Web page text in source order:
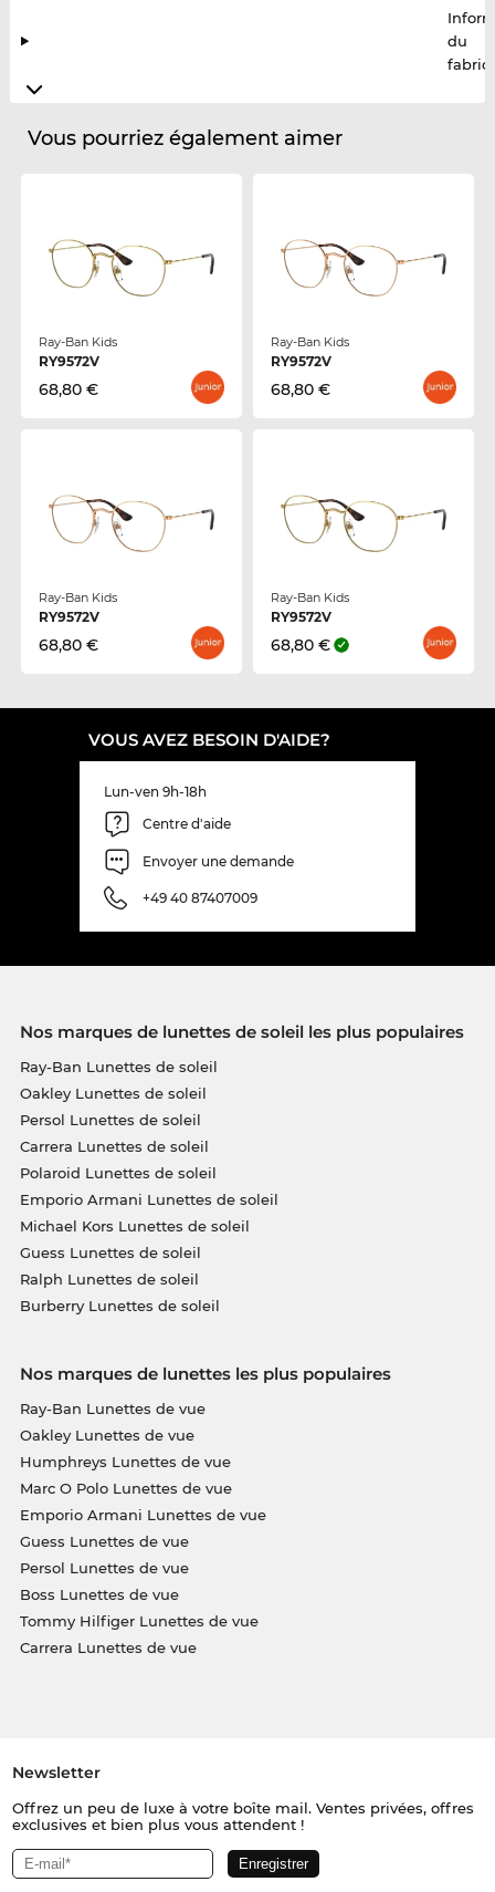
du
Vous pourriez également aimer
Ray-Ban Kids
RY9572V
68,80 €
Ray-Ban Kids
RY9572V
68,80 €
Ray-Ban Kids
RY9572V
68,80 €
Ray-Ban Kids
RY9572V
68,80 €
VOUS AVEZ BESOIN D'AIDE?
Lun-ven 9h-18h
Centre d'aide
Envoyer une demande
+49 40 87407009
Nos marques de lunettes de soleil les plus populaires
Ray-Ban Lunettes de soleil
Oakley Lunettes de soleil
Persol Lunettes de soleil
Carrera Lunettes de soleil
Polaroid Lunettes de soleil
Emporio Armani Lunettes de soleil
Michael Kors Lunettes de soleil
Guess Lunettes de soleil
Ralph Lunettes de soleil
Burberry Lunettes de soleil
Nos marques de lunettes les plus populaires
Ray-Ban Lunettes de vue
Oakley Lunettes de vue
Humphreys Lunettes de vue
Marc O Polo Lunettes de vue
Emporio Armani Lunettes de vue
Guess Lunettes de vue
Persol Lunettes de vue
Boss Lunettes de vue
Tommy Hilfiger Lunettes de vue
Carrera Lunettes de vue
Newsletter
Offrez un peu de luxe à votre boîte mail. Ventes privées, offres
exclusives et bien plus vous attendent !